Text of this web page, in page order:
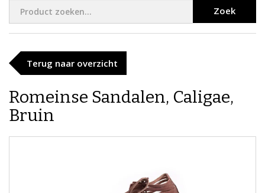
Zoek
Terug naar overzicht
Romeinse Sandalen, Caligae,
Bruin